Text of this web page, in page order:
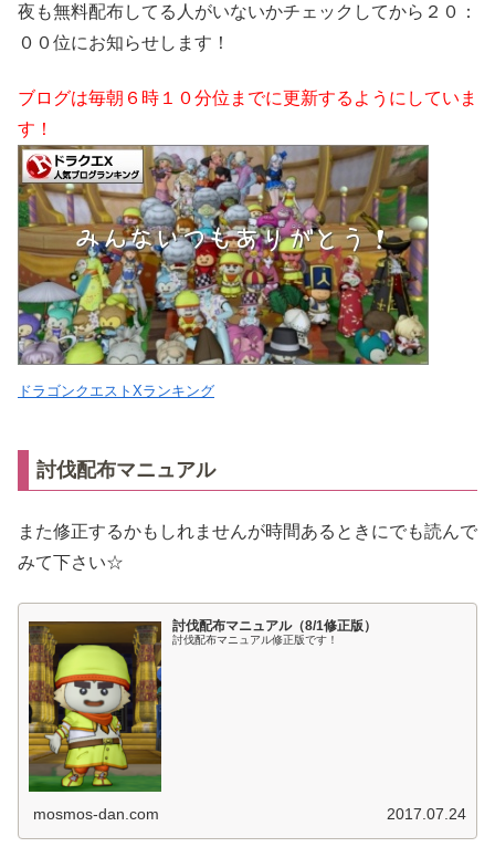
夜も無料配布してる人がいないかチェックしてから２０：
００位にお知らせします！
ブログは毎朝６時１０分位までに更新するようにしていま
す！
ドラゴンクエストXランキング
討伐配布マニュアル
また修正するかもしれませんが時間あるときにでも読んで
みて下さい☆
討伐配布マニュアル（8/1修正版）
討伐配布マニュアル修正版です！
mosmos-dan.com 2017.07.24